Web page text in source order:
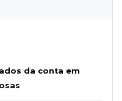
da conta em